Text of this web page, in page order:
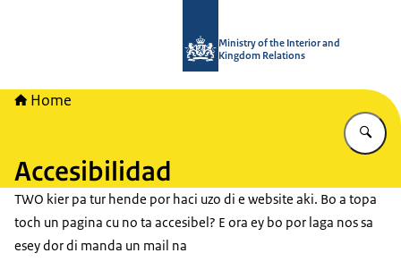
Ministry of the Interior and
Kingdom Relations
Home
Accesibilidad
TWO kier pa tur hende por haci uzo di e website aki. Bo a topa
toch un pagina cu no ta accesibel? E ora ey bo por laga nos sa
esey dor di manda un mail na